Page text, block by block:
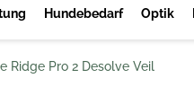
Hundebedarf Optik
Ridge Pro 2 Desolve Veil